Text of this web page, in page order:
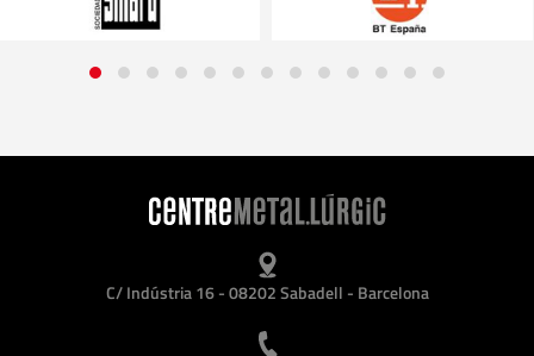
C/ Indústria 16 - 08202 Sabadell - Barcelona